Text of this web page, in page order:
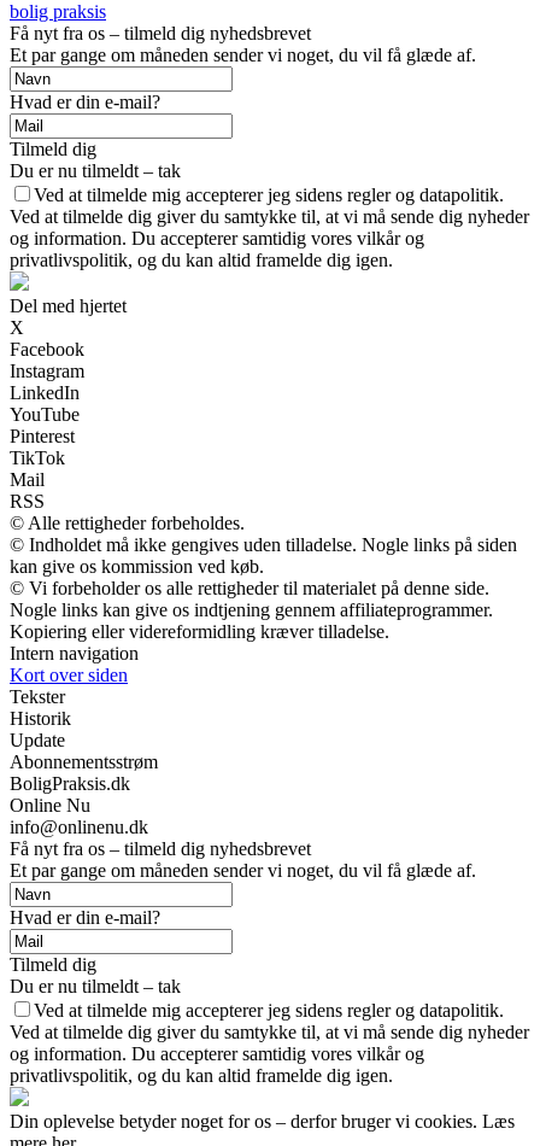
bolig praksis
Få nyt fra os – tilmeld dig nyhedsbrevet
Et par gange om måneden sender vi noget, du vil få glæde af.
Hvad er din e-mail?
Tilmeld dig
Du er nu tilmeldt – tak
Ved at tilmelde mig accepterer jeg sidens regler og datapolitik.
Ved at tilmelde dig giver du samtykke til, at vi må sende dig nyheder
og information. Du accepterer samtidig vores vilkår og
privatlivspolitik, og du kan altid framelde dig igen.
Del med hjertet
X
Facebook
Instagram
LinkedIn
YouTube
Pinterest
TikTok
Mail
RSS
© Alle rettigheder forbeholdes.
© Indholdet må ikke gengives uden tilladelse. Nogle links på siden
kan give os kommission ved køb.
© Vi forbeholder os alle rettigheder til materialet på denne side.
Nogle links kan give os indtjening gennem affiliateprogrammer.
Kopiering eller videreformidling kræver tilladelse.
Intern navigation
Kort over siden
Tekster
Historik
Update
Abonnementsstrøm
BoligPraksis.dk
Online Nu
info@onlinenu.dk
Få nyt fra os – tilmeld dig nyhedsbrevet
Et par gange om måneden sender vi noget, du vil få glæde af.
Hvad er din e-mail?
Tilmeld dig
Du er nu tilmeldt – tak
Ved at tilmelde mig accepterer jeg sidens regler og datapolitik.
Ved at tilmelde dig giver du samtykke til, at vi må sende dig nyheder
og information. Du accepterer samtidig vores vilkår og
privatlivspolitik, og du kan altid framelde dig igen.
Din oplevelse betyder noget for os – derfor bruger vi cookies. Læs